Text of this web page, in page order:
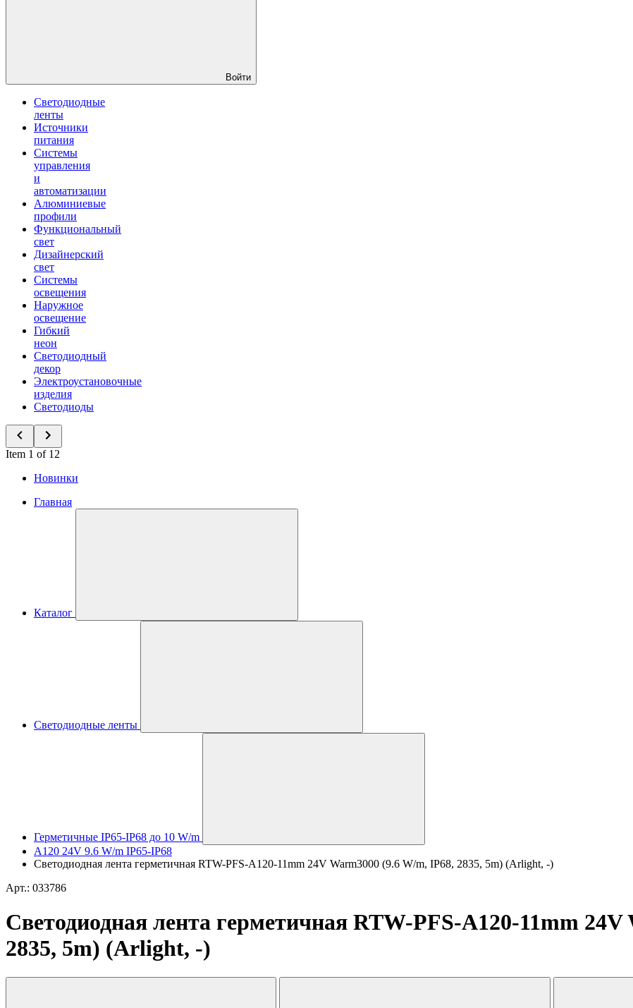
Войти
Светодиодные
ленты
Источники
питания
Системы
управления
и
автоматизации
Алюминиевые
профили
Функциональный
свет
Дизайнерский
свет
Системы
освещения
Наружное
освещение
Гибкий
неон
Светодиодный
декор
Электроустановочные
изделия
Светодиоды
Item 1 of 12
Новинки
Главная
Каталог
Светодиодные ленты
Герметичные IP65-IP68 до 10 W/m
A120 24V 9.6 W/m IP65-IP68
Светодиодная лента герметичная RTW-PFS-A120-11mm 24V Warm3000 (9.6 W/m, IP68, 2835, 5m) (Arlight, -)
Арт.: 033786
Светодиодная лента герметичная RTW-PFS-A120-11mm
2835, 5m) (Arlight, -)